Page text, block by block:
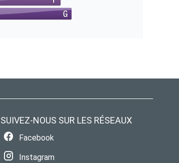
SUIVEZ-NOUS SUR LES RÉSEAUX
Facebook
Instagram